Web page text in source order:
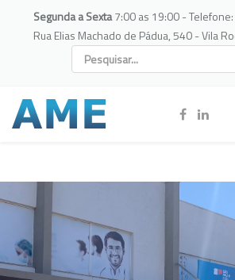
Segunda a Sexta7:00 as 19:00 -
Rua Elias Machado de Pádua, 540 - Vila